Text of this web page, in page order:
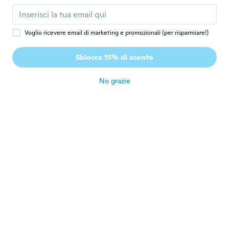
창 Iscrizione dal 2020 · 2 recensioni
다른 용도로 사용하고 있어요 제품은 괜 찮은
것 같습니다
Voglio ricevere email di marketing e promozionali (per risparmiare!)
Sblocca 15% di sconto
No grazie